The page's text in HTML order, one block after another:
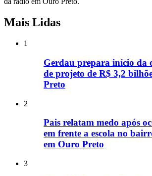
Mais Lidas
1
Gerdau prepara início da
de projeto de R$ 3,2
Preto
2
Pais relatam medo após
em frente a escola no
em Ouro Preto
3